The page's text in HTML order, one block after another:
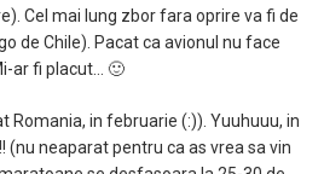
Cel mai lung zbor fara oprire va fi de
de Chile). Pacat ca avionul nu face
ar fi placut… 🙂
Romania, in februarie (:)). Yuuhuuu, in
(nu neaparat pentru ca as vrea sa vin